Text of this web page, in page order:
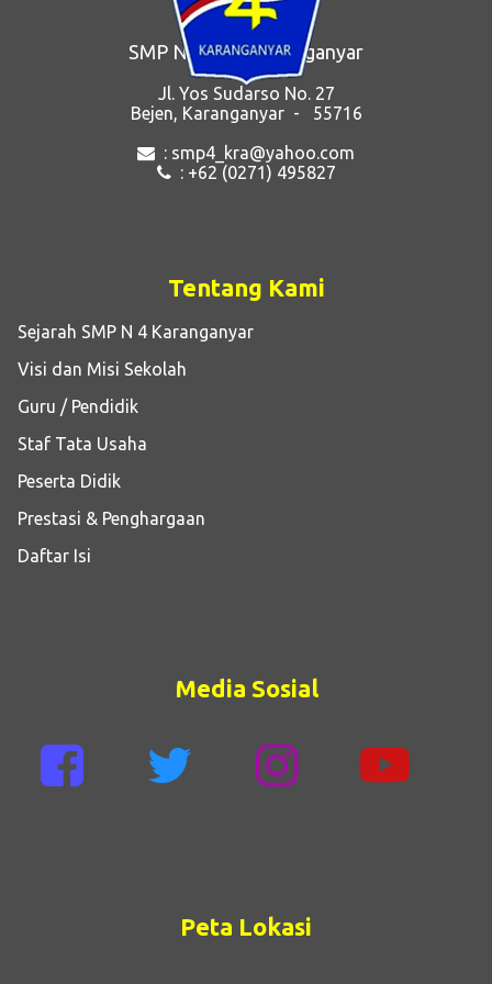
SMP Negeri 4 Karanganyar
Jl. Yos Sudarso No. 27
Bejen, Karanganyar - 55716
: smp4_kra@yahoo.com
: +62 (0271) 495827
Tentang Kami
Sejarah SMP N 4 Karanganyar
Visi dan Misi Sekolah
Guru / Pendidik
Staf Tata Usaha
Peserta Didik
Prestasi & Penghargaan
Daftar Isi
Media Sosial
Peta Lokasi